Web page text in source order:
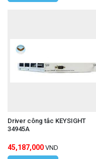
Driver công tắc KEYSIGHT
34945A
45,187,000 VND